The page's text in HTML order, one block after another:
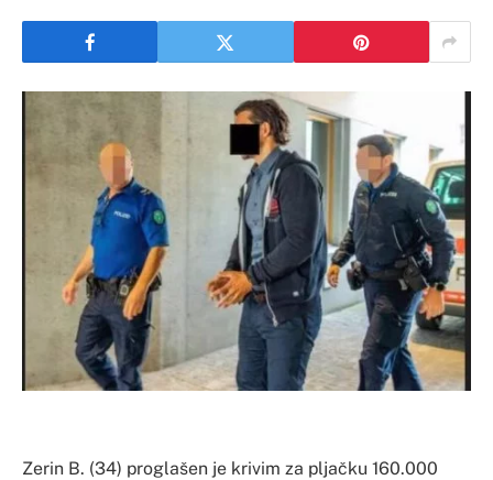
Zerin B. (34) proglašen je krivim za pljačku 160.000